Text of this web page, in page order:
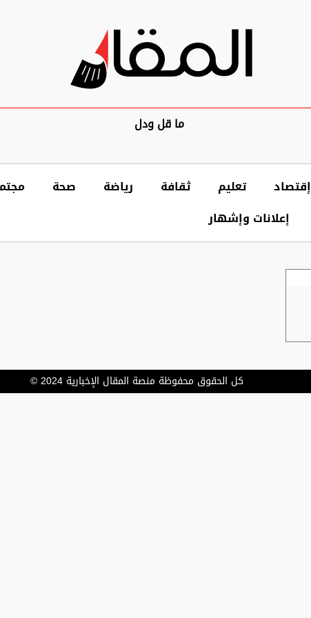
ما قل ودل
إقتصاد تعليم ثقافة رياضة صحة
إعلانات وإشهار
كل الحقوق محفوظة منصة المقال الإخبارية 2024 ©